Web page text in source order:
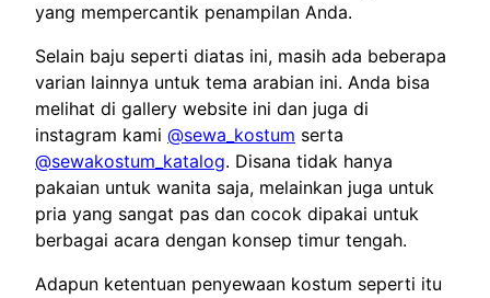
yang mempercantik penampilan Anda.
Selain baju seperti diatas ini, masih ada beberapa
varian lainnya untuk tema arabian ini. Anda bisa
melihat di gallery website ini dan juga di
instagram kami @sewa_kostum serta
@sewakostum_katalog. Disana tidak hanya
pakaian untuk wanita saja, melainkan juga untuk
pria yang sangat pas dan cocok dipakai untuk
berbagai acara dengan konsep timur tengah.
Adapun ketentuan penyewaan kostum seperti itu